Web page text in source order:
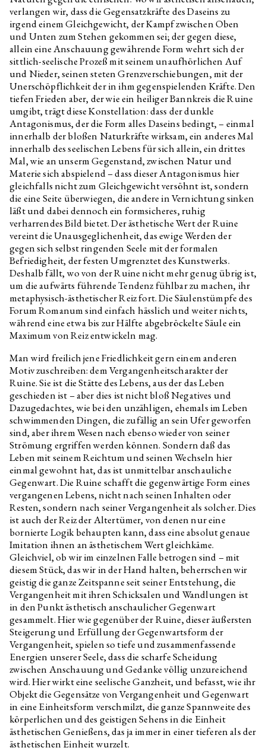
verlangen wir, dass die Gegensatzkräfte des Daseins zu
irgend einem Gleichgewicht, der Kampf zwischen Oben
und Unten zum Stehen gekommen sei; der gegen diese,
allein eine Anschauung gewährende Form wehrt sich der
sittlich-seelische Prozeß mit seinem unaufhörlichen Auf
und Nieder, seinen steten Grenzverschiebungen, mit der
Unerschöpflichkeit der in ihm gegenspielenden Kräfte. Den
tiefen Frieden aber, der wie ein heiliger Bannkreis die Ruine
umgibt, trägt diese Konstellation: dass der dunkle
Antagonismus, der die Form alles Daseins bedingt, – einmal
innerhalb der bloßen Naturkräfte wirksam, ein anderes Mal
innerhalb des seelischen Lebens für sich allein, ein drittes
Mal, wie an unserm Gegenstand, zwischen Natur und
Materie sich abspielend – dass dieser Antagonismus hier
gleichfalls nicht zum Gleichgewicht versöhnt ist, sondern
die eine Seite überwiegen, die andere in Vernichtung sinken
läßt und dabei dennoch ein formsicheres, ruhig
verharrendes Bild bietet. Der ästhetische Wert der Ruine
vereint die Unausgeglichenheit, das ewige Werden der
gegen sich selbst ringenden Seele mit der formalen
Befriedigheit, der festen Umgrenztet des Kunstwerks.
Deshalb fällt, wo von der Ruine nicht mehr genug übrig ist,
um die aufwärts führende Tendenz fühlbar zu machen, ihr
metaphysisch-ästhetischer Reiz fort. Die Säulenstümpfe des
Forum Romanum sind einfach hässlich und weiter nichts,
während eine etwa bis zur Hälfte abgebröckelte Säule ein
Maximum von Reiz entwickeln mag.
Man wird freilich jene Friedlichkeit gern einem anderen
Motiv zuschreiben: dem Vergangenheitscharakter der
Ruine. Sie ist die Stätte des Lebens, aus der das Leben
geschieden ist – aber dies ist nicht bloß Negatives und
Dazugedachtes, wie bei den unzähligen, ehemals im Leben
schwimmenden Dingen, die zufällig an sein Ufer geworfen
sind, aber ihrem Wesen nach ebenso wieder von seiner
Strömung ergriffen werden können. Sondern daß das
Leben mit seinem Reichtum und seinen Wechseln hier
einmal gewohnt hat, das ist unmittelbar anschauliche
Gegenwart. Die Ruine schafft die gegenwärtige Form eines
vergangenen Lebens, nicht nach seinen Inhalten oder
Resten, sondern nach seiner Vergangenheit als solcher. Dies
ist auch der Reiz der Altertümer, von denen nur eine
bornierte Logik behaupten kann, dass eine absolut genaue
Imitation ihnen an ästhetischem Wert gleichkäme.
Gleichviel, ob wir im einzelnen Falle betrogen sind – mit
diesem Stück, das wir in der Hand halten, beherrschen wir
geistig die ganze Zeitspanne seit seiner Entstehung, die
Vergangenheit mit ihren Schicksalen und Wandlungen ist
in den Punkt ästhetisch anschaulicher Gegenwart
gesammelt. Hier wie gegenüber der Ruine, dieser äußersten
Steigerung und Erfüllung der Gegenwartsform der
Vergangenheit, spielen so tiefe und zusammenfassende
Energien unserer Seele, dass die scharfe Scheidung
zwischen Anschauung und Gedanke völlig unzureichend
wird. Hier wirkt eine seelische Ganzheit, und befasst, wie ihr
Objekt die Gegensätze von Vergangenheit und Gegenwart
in eine Einheitsform verschmilzt, die ganze Spannweite des
körperlichen und des geistigen Sehens in die Einheit
ästhetischen Genießens, das ja immer in einer tieferen als der
ästhetischen Einheit wurzelt.